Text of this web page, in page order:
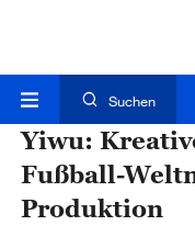
Suchen
Yiwu:
Fußball-
Produktion